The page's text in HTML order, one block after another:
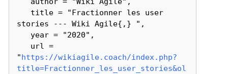
stories --- Wiki Agile{,} ",
"https://wikiagile.coach/index.php?
title=Fractionner_les_user_stories&ol